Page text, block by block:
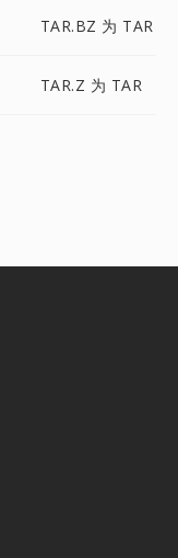
TAR.BZ 为 TAR
TAR.Z 为 TAR